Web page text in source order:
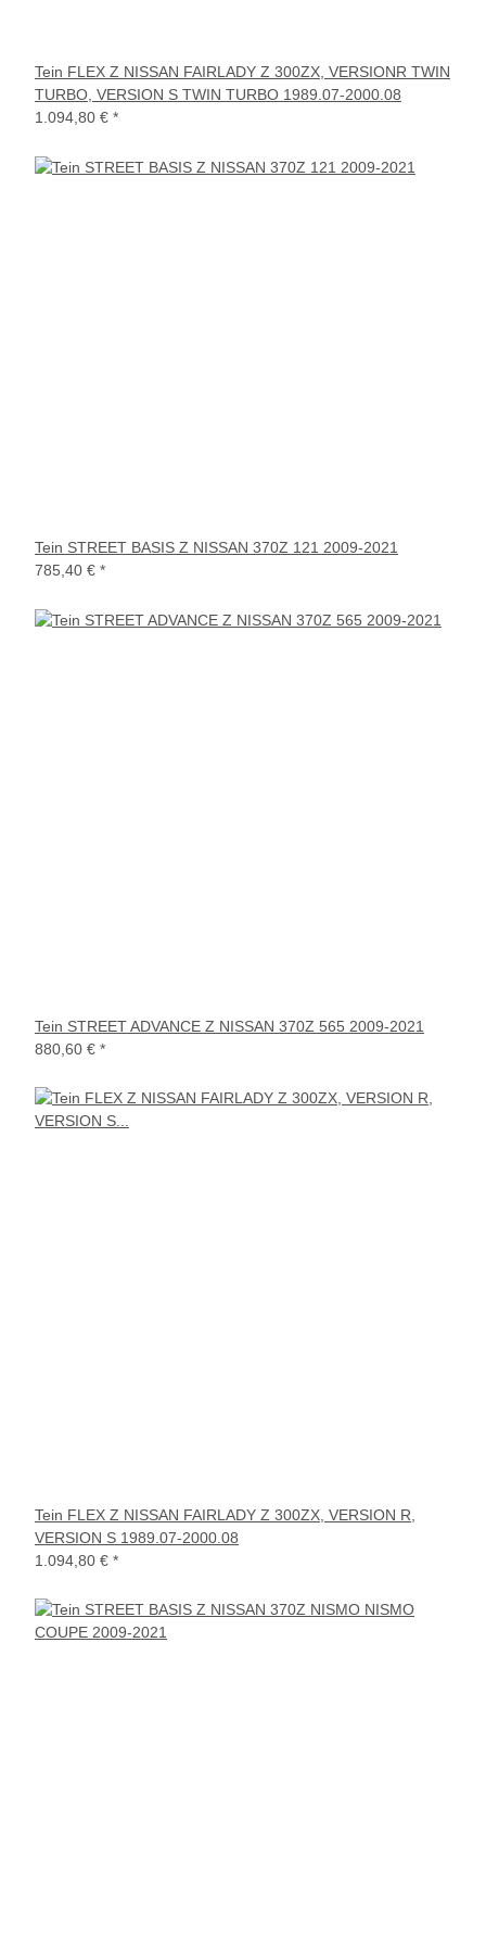
Tein FLEX Z NISSAN FAIRLADY Z 300ZX, VERSIONR TWIN
TURBO, VERSION S TWIN TURBO 1989.07-2000.08
1.094,80 € *
Tein STREET BASIS Z NISSAN 370Z 121 2009-2021
785,40 € *
Tein STREET ADVANCE Z NISSAN 370Z 565 2009-2021
880,60 € *
Tein FLEX Z NISSAN FAIRLADY Z 300ZX, VERSION R,
VERSION S 1989.07-2000.08
1.094,80 € *